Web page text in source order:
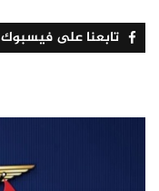
تابعنا على فيسبوك